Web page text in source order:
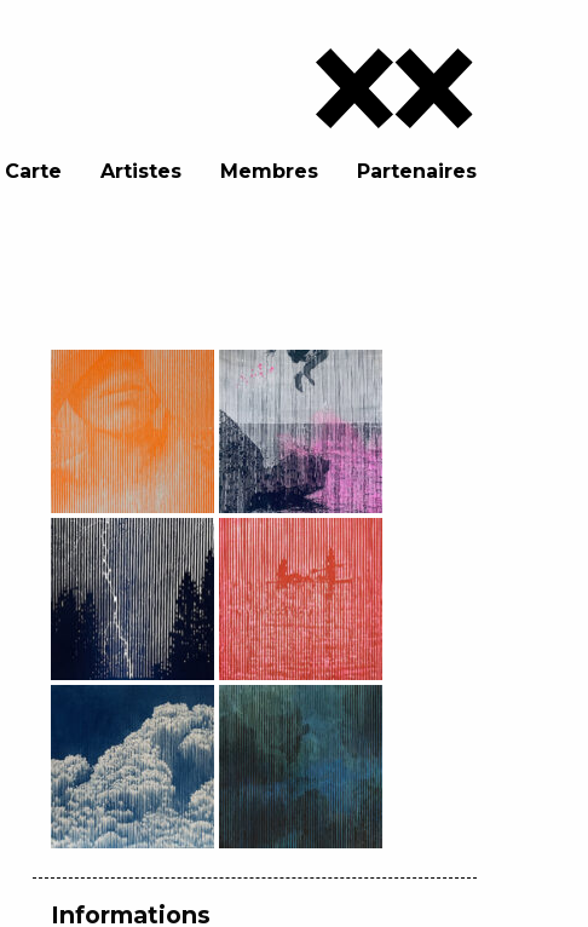
Carte Artistes Membres Partenaires
Informations